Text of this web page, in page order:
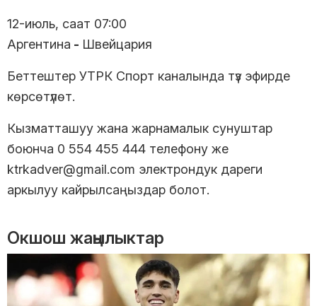
12-июль, саат 07:00
Аргентина - Швейцария
Беттештер УТРК Спорт каналында түз эфирде
көрсөтүлөт.
Кызматташуу жана жарнамалык сунуштар
боюнча 0 554 455 444 телефону же
ktrkadver@gmail.com электрондук дареги
аркылуу кайрылсаңыздар болот.
Окшош жаңылыктар